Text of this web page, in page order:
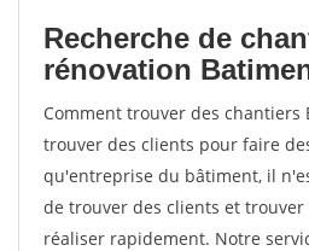
Recherche de
rénovation
Comment trouver des chantiers
trouver des clients pour faire
qu'entreprise du bâtiment, il
de trouver des clients et trouver
réaliser rapidement. Notre